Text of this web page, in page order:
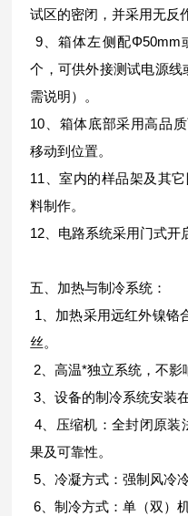
试区的密闭，并采用无反
9、箱体左侧配Φ50mm
个，可供外接测试电源
需说明）。
10、箱体底部采用高品
移动到位置。
11、室内的样品架及其
料制作。
12、电路系统采用门式开
五、加热与制冷系统：
1、加热采用远红外镍铬
丝。
2、高温*独立系统，不影
3、设备的制冷系统安装
4、压缩机：全封闭原装
果及可靠性。
5、冷凝方式：强制风冷冷
6、制冷方式：单（双）